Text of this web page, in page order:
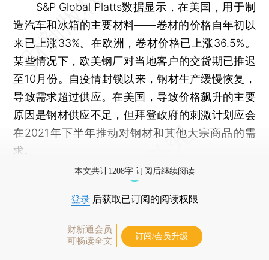
S&P Global Platts数据显示，在美国，用于制
造汽车和冰箱的主要材料——卷材的价格自年初以
来已上涨33%。在欧洲，卷材价格已上涨36.5%。
某些情况下，欧美钢厂对当地客户的交货期已推迟
至10月份。自疫情封锁以来，钢材生产缓慢恢复，
导致需求超过供应。在美国，导致价格飙升的主要
原因是钢材供应不足，但拜登政府的刺激计划应会
在2021年下半年推动对钢材和其他大宗商品的需
求。
本文共计1208字 订阅后继续阅读
登录 后获取已订阅的阅读权限
财新通会员
可畅读全文
订阅/会员升级